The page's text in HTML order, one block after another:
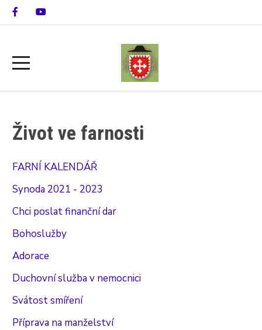
Život ve farnosti
FARNÍ KALENDÁŘ
Synoda 2021 - 2023
Chci poslat finanční dar
Bohoslužby
Adorace
Duchovní služba v nemocnici
Svátost smíření
Příprava na manželství